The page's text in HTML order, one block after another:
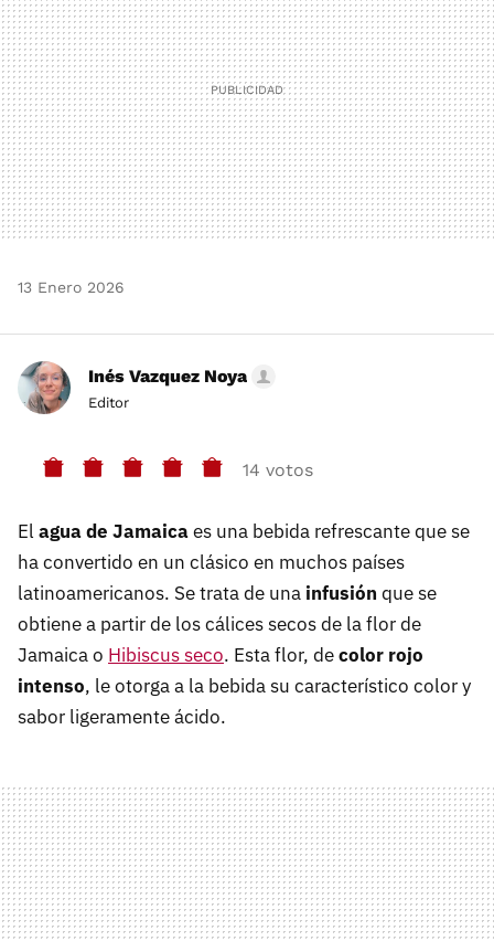
13 Enero 2026
Inés Vazquez Noya
Editor
14 votos
El agua de Jamaicaes una bebida refrescante que se
ha convertido en un clásico en muchos países
latinoamericanos. Se trata de una infusión que se
obtiene a partir de los cálices secos de la flor de
Jamaica o Hibiscus seco. Esta flor, decolor rojo
intenso, le otorga a la bebida su característico color y
sabor ligeramente ácido.